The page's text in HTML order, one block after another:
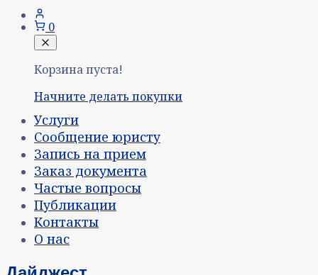
0
Корзина пуста!
Начните делать покупки
Услуги
Сообщение юристу
Запись на прием
Заказ документа
Частые вопросы
Публикации
Контакты
О нас